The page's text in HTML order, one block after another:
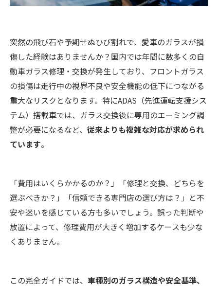
突然の飛び石や予期せぬひび割れで、愛車のガラスが損
傷した経験はありませんか？国内では年間に数多くの自
動車ガラス修理・交換が発生しており、フロントガラス
の損傷は走行中の視界不良や安全機能の低下につながる
重大なリスクとなります。特にADAS（先進運転支援シス
テム）搭載車では、ガラス交換後に専用のエーミング調
整が必要になるなど、 従来よりも複雑な対応が求められ
ています。
「費用はいくらかかるのか？」「修理と交換、どちらを
選ぶべきか？」「信頼できる専門店の選び方は？」と不
安や迷いを感じている方も多いでしょう。誤った判断や
放置によって、修理費用が大きく増加するケースも少な
くありません。
この完全ガイドでは、 車種別のガラス構造や安全基準、